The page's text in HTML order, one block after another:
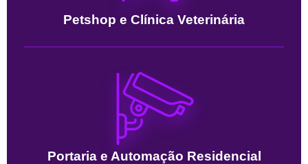
Petshop e Clínica Veterinária
Portaria e Automação Residencial